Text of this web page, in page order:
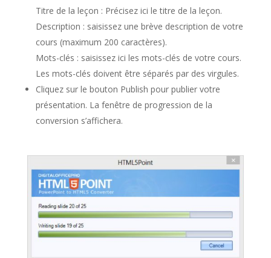
Titre de la leçon : Précisez ici le titre de la leçon.
Description : saisissez une brève description de votre
cours (maximum 200 caractères).
Mots-clés : saisissez ici les mots-clés de votre cours.
Les mots-clés doivent être séparés par des virgules.
Cliquez sur le bouton Publish pour publier votre
présentation. La fenêtre de progression de la
conversion s’affichera.